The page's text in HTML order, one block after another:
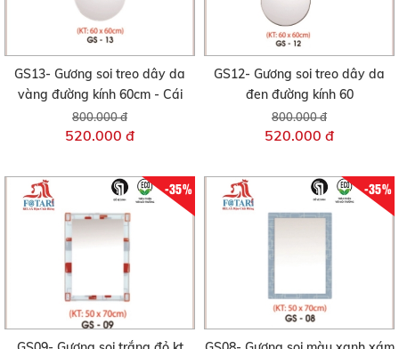
GS13- Gương soi treo dây da
vàng đường kính 60cm - Cái
800.000 đ
520.000 đ
GS12- Gương soi treo dây da
đen đường kính 60
800.000 đ
520.000 đ
-35% -35%